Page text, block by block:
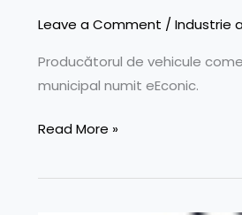
Leave a Comment /Industrie
Producătorul de vehicule
municipal numit eEconic.
Read More »